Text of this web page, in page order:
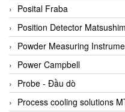
Bifold
Bihl+wiedemann
Bihl+wiedemann
Bilz
Binder Connector
Biotech
Posital Fraba
Position Detector
Powder Measuring
Power Campbell
Probe - Đầu dò
Process cooling solutions